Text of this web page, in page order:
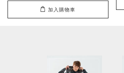
加入購物車